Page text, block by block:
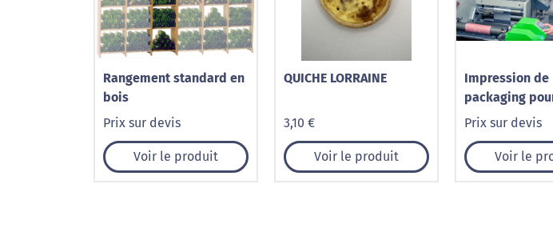
Rangement standard en
bois
Prix sur devis
Voir le produit
QUICHE LORRAINE
3,10 €
Voir le produit
Impression de
packaging
Prix sur devis
Voir le